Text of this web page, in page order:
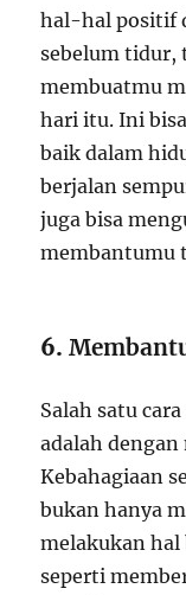
hal-hal positif
sebelum tidur,
membuatmu
hari itu. Ini
baik dalam
berjalan
juga bisa
membantumu
6.
Salah satu
adalah
Kebahagiaan
bukan hanya
melakukan hal
seperti